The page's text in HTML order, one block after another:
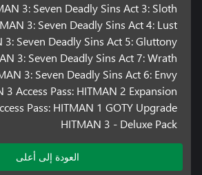
3: Seven Deadly Sins Act 3: Sloth
3: Seven Deadly Sins Act 4: Lust
3: Seven Deadly Sins Act 5: Gluttony
3: Seven Deadly Sins Act 7: Wrath
3: Seven Deadly Sins Act 6: Envy
3 Access Pass: HITMAN 2 Expansion
Pass: HITMAN 1 GOTY Upgrade
HITMAN 3 - Deluxe Pack
العودة إلى أعلى